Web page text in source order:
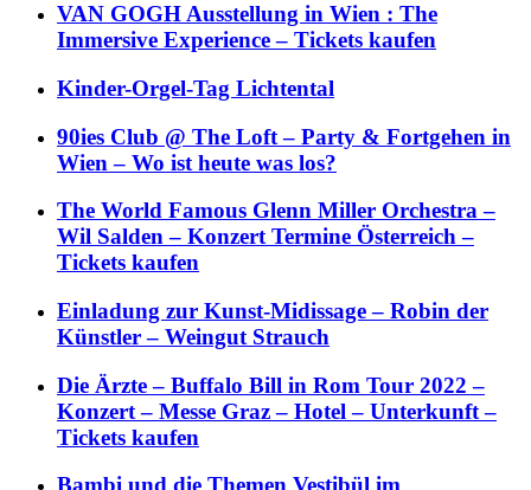
VAN GOGH Ausstellung in Wien : The
Immersive Experience – Tickets kaufen
Kinder-Orgel-Tag Lichtental
90ies Club @ The Loft – Party & Fortgehen in
Wien – Wo ist heute was los?
The World Famous Glenn Miller Orchestra –
Wil Salden – Konzert Termine Österreich –
Tickets kaufen
Einladung zur Kunst-Midissage – Robin der
Künstler – Weingut Strauch
Die Ärzte – Buffalo Bill in Rom Tour 2022 –
Konzert – Messe Graz – Hotel – Unterkunft –
Tickets kaufen